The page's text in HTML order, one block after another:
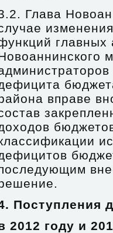
Глава
главных
вправе
Поступления
2012 году и